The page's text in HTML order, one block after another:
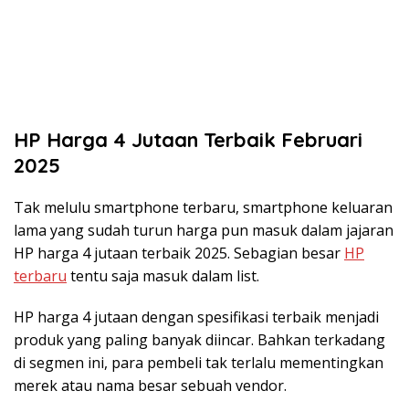
HP Harga 4 Jutaan Terbaik Februari
2025
Tak melulu smartphone terbaru, smartphone keluaran
lama yang sudah turun harga pun masuk dalam jajaran
HP harga 4 jutaan terbaik 2025. Sebagian besar HP
terbaru tentu saja masuk dalam list.
HP harga 4 jutaan dengan spesifikasi terbaik menjadi
produk yang paling banyak diincar. Bahkan terkadang
di segmen ini, para pembeli tak terlalu mementingkan
merek atau nama besar sebuah vendor.